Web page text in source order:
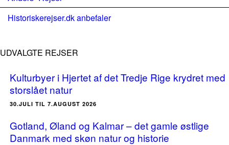
Historiskerejser.dk anbefaler
UDVALGTE REJSER
Kulturbyer i Hjertet af det Tredje Rige krydret med
storslået natur
30.JULI TIL 7.AUGUST 2026
Gotland, Øland og Kalmar – det gamle østlige
Danmark med skøn natur og historie